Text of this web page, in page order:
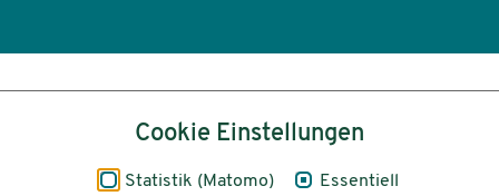
Impressum
Cookie Einstellungen
Statistik (Matomo) Essentiell